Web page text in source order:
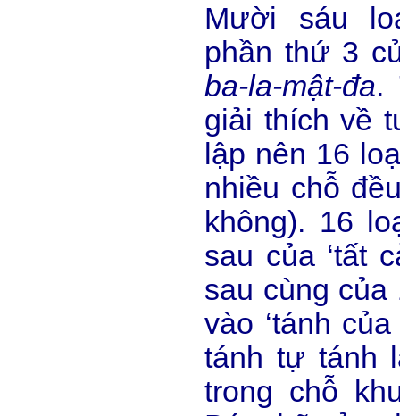
Mười sáu
phần thứ 3
ba-la-mật-đa.
giải thích về
lập nên 16
nhiều chỗ
không). 16
sau của ‘tất
sau cùng của
vào ‘tánh
tánh tự tánh
trong chỗ